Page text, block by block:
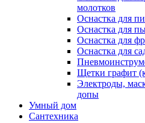
молотков
Оснастка для
Оснастка для
Оснастка для
Оснастка для
Щетки графит
Электроды,
допы
Умный дом
Сантехника